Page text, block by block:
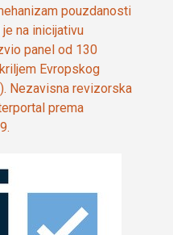
pouzdanosti
na inicijativu
panel od 130
Evropskog
Nezavisna revizorska
prema